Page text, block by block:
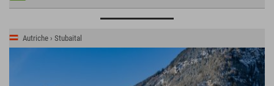
Autriche › Stubaital